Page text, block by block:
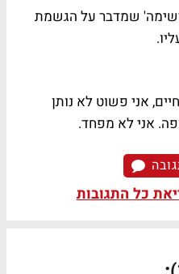
שמדבר על הגשמת
אני פשוט לא נותן
אני לא מפחד.
כל התגובות